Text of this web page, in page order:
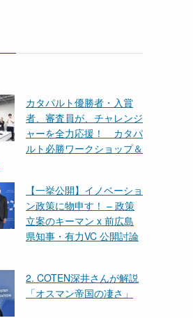
カタパルト優勝者・入賞
者、審査員が、チャレンジ
ャーを全力応援！ カタパ
ルト必勝ワークショップ＆
【一挙公開】イノベーショ
ン政策に物申す！ – 政策
立案のキーマン x 前広島
県知事・有力VC 公開討論
2. COTEN深井さんが解説
「オスマン帝国の凄さ」